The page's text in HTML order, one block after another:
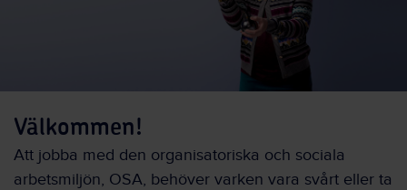
Välkommen!
Att jobba med den organisatoriska och sociala
arbetsmiljön, OSA, behöver varken vara svårt eller ta